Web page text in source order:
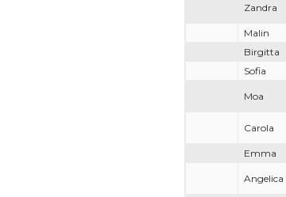
Zandra
Malin
Birgitta
Sofia
Moa
Carola
Emma
Angelica